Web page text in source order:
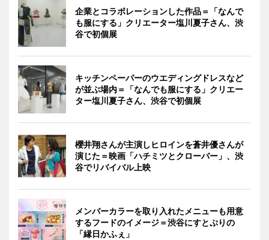
企業とコラボレーションした作品＝「なんで
も服にする」クリエーター塩川夏子さん、渋
谷で初個展
キッチンペーパーのウエディングドレスなど
が並ぶ場内＝「なんでも服にする」クリエー
ター塩川夏子さん、渋谷で初個展
櫻井翔さんが主演しヒロインを蒼井優さんが
演じた＝映画「ハチミツとクローバー」、渋
谷でリバイバル上映
メンバーカラーを取り入れたメニューも用意
するフードのイメージ＝渋谷にすとぷりの
「縁日かふぇ」